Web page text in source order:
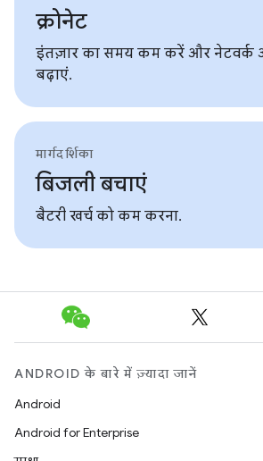
क्रोनेट
इंतज़ार का समय कम करें और नेटवर्क
बढ़ाएं.
मार्गदर्शिका
बिजली बचाएं
बैटरी खर्च को कम करना.
ANDROID के बारे में ज़्यादा जानें
Android
Android for Enterprise